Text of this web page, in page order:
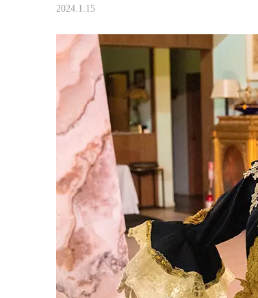
2024.1.15